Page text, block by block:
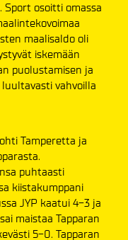
osoitti omassa
maalisaldo oli
iskemään
puolustamisen ja
vahvoilla
Tamperetta ja
puhtaasti
kiistakumppani
JYP kaatui 4-3 ja
maistaa Tapparan
5-0. Tapparan